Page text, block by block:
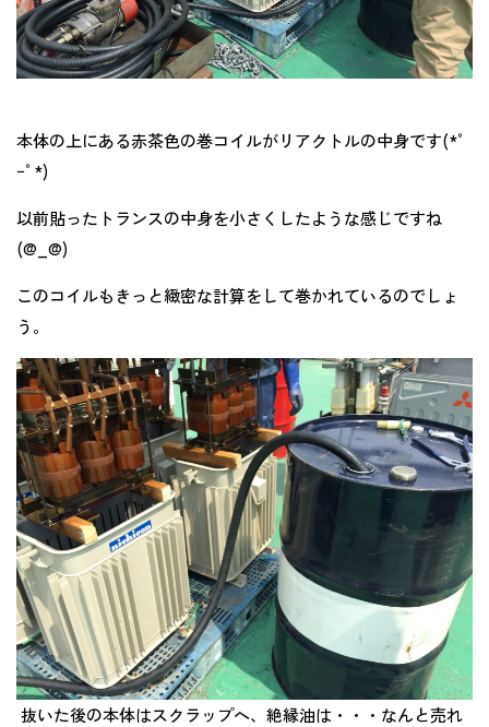
本体の上にある赤茶色の巻コイルがリアクトルの中身です(*ﾟ
ｰﾟ*)
以前貼ったトランスの中身を小さくしたような感じですね
(@_@)
このコイルもきっと緻密な計算をして巻かれているのでしょ
う。
抜いた後の本体はスクラップへ、絶縁油は・・・なんと売れ